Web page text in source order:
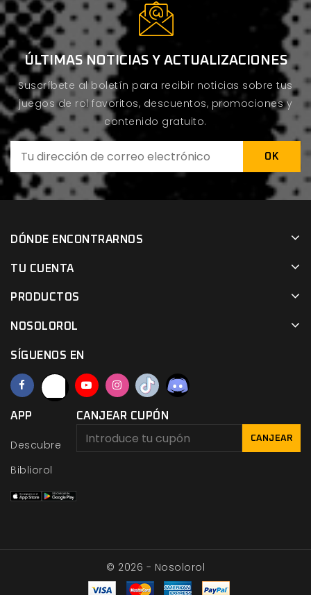
ÚLTIMAS NOTICIAS Y ACTUALIZACIONES
Suscríbete al boletín para recibir noticias sobre tus
juegos de rol favoritos, descuentos, promociones y
contenido gratuito.
DÓNDE ENCONTRARNOS
TU CUENTA
PRODUCTOS
NOSOLOROL
SÍGUENOS EN
APP
Descubre
Bibliorol
CANJEAR CUPÓN
CANJEAR
© 2026 - Nosolorol